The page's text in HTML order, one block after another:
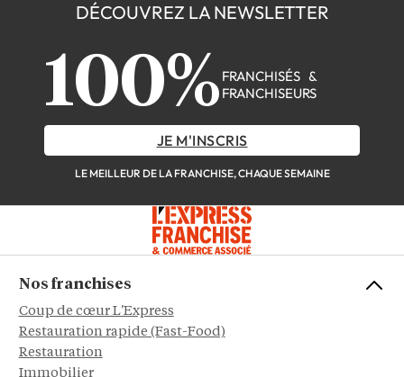
DÉCOUVREZ LA NEWSLETTER
100% FRANCHISÉS &
FRANCHISEURS
JE M'INSCRIS
LE MEILLEUR DE LA FRANCHISE, CHAQUE SEMAINE
Nos franchises
Coup de cœur L'Express
Restauration rapide (Fast-Food)
Restauration
Immobilier